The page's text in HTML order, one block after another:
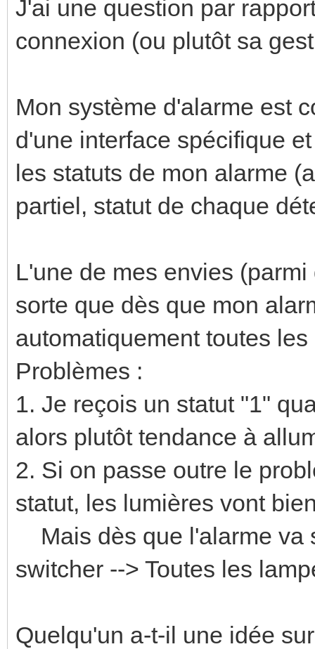
J'ai une question par
connexion (ou plutôt sa
Mon système d'alarme est
d'une interface spécifique
les statuts de mon alarme
partiel, statut de chaque
L'une de mes envies
sorte que dès que mon
automatiquement toutes
Problèmes :
1. Je reçois un statut "1"
alors plutôt tendance à
2. Si on passe outre le
statut, les lumières vont
Mais dès que l'alarme va
switcher --> Toutes les
Quelqu'un a-t-il une idée